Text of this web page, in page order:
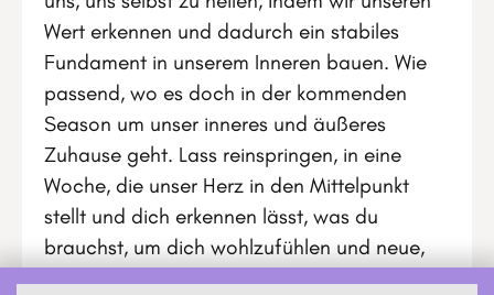
Wert erkennen und dadurch ein stabiles
Fundament in unserem Inneren bauen. Wie
passend, wo es doch in der kommenden
Season um unser inneres und äußeres
Zuhause geht. Lass reinspringen, in eine
Woche, die unser Herz in den Mittelpunkt
stellt und dich erkennen lässt, was du
brauchst, um dich wohlzufühlen und neue,